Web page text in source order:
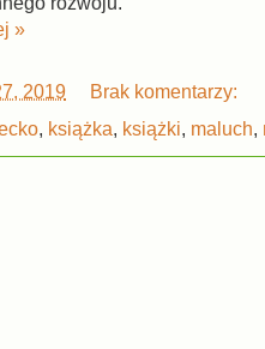
»
2019
Brak komentarzy:
, książka, książki, maluch,